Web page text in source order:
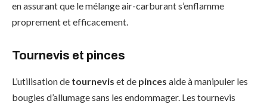
en assurant que le mélange air-carburant s’enflamme
proprement et efficacement.
Tournevis et pinces
L’utilisation de tournevis et de pinces aide à manipuler les
bougies d’allumage sans les endommager. Les tournevis